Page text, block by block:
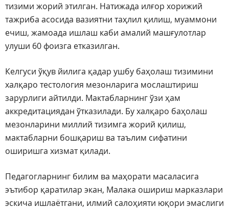
тизими жорий этилган. Натижада илғор хорижий
тажриба асосида вазиятни таҳлил қилиш, муаммони
ечиш, жамоада ишлаш каби амалий машғулотлар
улуши 60 фоизга етказилган.
Келгуси ўқув йилига қадар ушбу баҳолаш тизимини
халқаро тестология мезонларига мослаштириш
зарурлиги айтилди. Мактабларнинг ўзи ҳам
аккредитациядан ўтказилади. Бу халқаро баҳолаш
мезонларини миллий тизимга жорий қилиш,
мактабларни бошқариш ва таълим сифатини
оширишга хизмат қилади.
Педагогларнинг билим ва маҳорати масаласига
эътибор қаратилар экан, Малака ошириш марказлари
эскича ишлаётгани, илмий салоҳияти юқори эмаслиги